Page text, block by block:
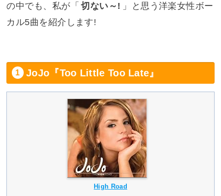
の中でも、私が「 切ない～! 」と思う洋楽女性ボー
カル5曲を紹介します!
JoJo『Too Little Too Late』
High Road